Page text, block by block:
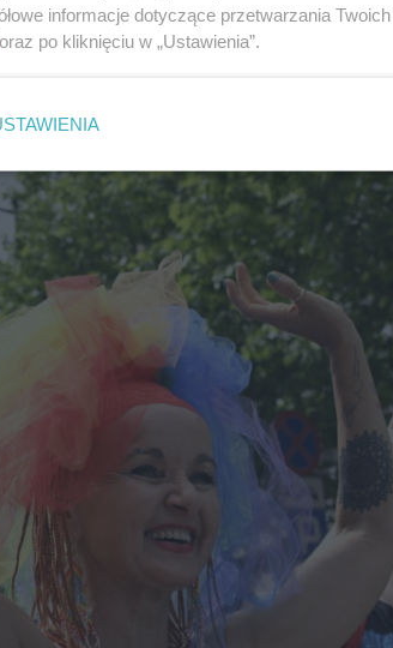
informacje dotyczące przetwarzania
oraz po kliknięciu w „Ustawienia”.